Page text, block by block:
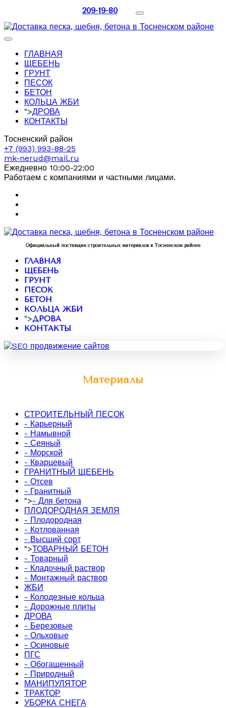
209-19-80
ГЛАВНАЯ
ЩЕБЕНЬ
ГРУНТ
ПЕСОК
БЕТОН
КОЛЬЦА ЖБИ
">ДРОВА
КОНТАКТЫ
Тосненский район
+7 (993) 993-88-25
mk-nerud@mail.ru
Ежедневно 10:00-22:00
Работаем с компаниями и частными лицами.
Официальный поставщик строительных материалов в Тосненском районе
ГЛАВНАЯ
ЩЕБЕНЬ
ГРУНТ
ПЕСОК
БЕТОН
КОЛЬЦА ЖБИ
">ДРОВА
КОНТАКТЫ
Материалы
СТРОИТЕЛЬНЫЙ ПЕСОК
- Карьерный
- Намывной
- Сеяный
- Морской
- Кварцевый
ГРАНИТНЫЙ ЩЕБЕНЬ
- Отсев
- Гранитный
">- Для бетона
ПЛОДОРОДНАЯ ЗЕМЛЯ
- Плодородная
- Котлованная
- Высший сорт
">ТОВАРНЫЙ БЕТОН
- Товарный
- Кладочный раствор
- Монтажный раствор
ЖБИ
- Колодезные кольца
- Дорожные плиты
ДРОВА
- Березовые
- Ольховые
- Осиновые
ПГС
- Обогащенный
- Природный
МАНИПУЛЯТОР
ТРАКТОР
УБОРКА СНЕГА